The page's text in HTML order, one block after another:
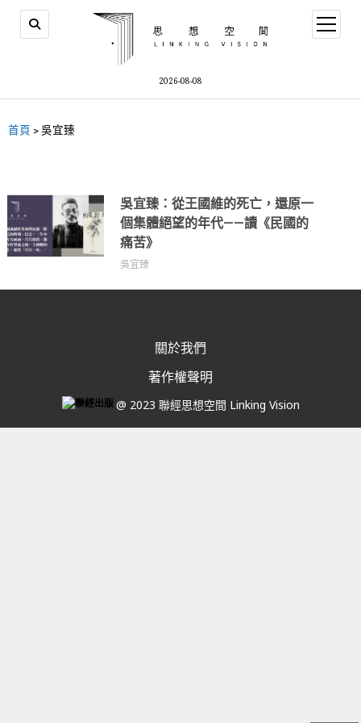
2026-08-08
首頁 >吳宜臻
吳宜臻：從王國維的死亡，還原一
個集體絕望的年代——讀《民國的
痛苦》
吳宜臻
關於我們
著作權聲明
@ 2023 聯經思想空間 Linking Vision